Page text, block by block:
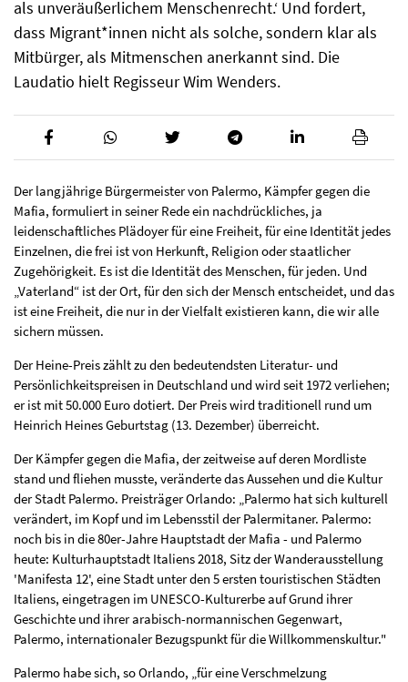
als unveräußerlichem Menschenrecht.‘ Und fordert,
dass Migrant*innen nicht als solche, sondern klar als
Mitbürger, als Mitmenschen anerkannt sind. Die
Laudatio hielt Regisseur Wim Wenders.
Der langjährige Bürgermeister von Palermo, Kämpfer gegen die
Mafia, formuliert in seiner Rede ein nachdrückliches, ja
leidenschaftliches Plädoyer für eine Freiheit, für eine Identität jedes
Einzelnen, die frei ist von Herkunft, Religion oder staatlicher
Zugehörigkeit. Es ist die Identität des Menschen, für jeden. Und
„Vaterland“ ist der Ort, für den sich der Mensch entscheidet, und das
ist eine Freiheit, die nur in der Vielfalt existieren kann, die wir alle
sichern müssen.
Der Heine-Preis zählt zu den bedeutendsten Literatur- und
Persönlichkeitspreisen in Deutschland und wird seit 1972 verliehen;
er ist mit 50.000 Euro dotiert. Der Preis wird traditionell rund um
Heinrich Heines Geburtstag (13. Dezember) überreicht.
Der Kämpfer gegen die Mafia, der zeitweise auf deren Mordliste
stand und fliehen musste, veränderte das Aussehen und die Kultur
der Stadt Palermo. Preisträger Orlando: „Palermo hat sich kulturell
verändert, im Kopf und im Lebensstil der Palermitaner. Palermo:
noch bis in die 80er-Jahre Hauptstadt der Mafia - und Palermo
heute: Kulturhauptstadt Italiens 2018, Sitz der Wanderausstellung
'Manifesta 12', eine Stadt unter den 5 ersten touristischen Städten
Italiens, eingetragen im UNESCO-Kulturerbe auf Grund ihrer
Geschichte und ihrer arabisch-normannischen Gegenwart,
Palermo, internationaler Bezugspunkt für die Willkommenskultur."
Palermo habe sich, so Orlando, „für eine Verschmelzung